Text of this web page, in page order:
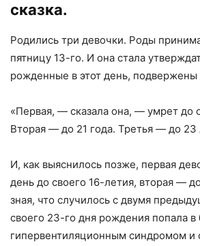
сказка.
Родились три девочки. Роды
пятницу 13-го. И она стала
рожденные в этот день, подвержены
«Первая, — сказала она, — умрет до
Вторая — до 21 года. Третья — до 23
И, как выяснилось позже, первая
день до своего 16-летия, вторая —
зная, что случилось с двумя
своего 23-го дня рождения попала в
гипервентиляционным синдромом и